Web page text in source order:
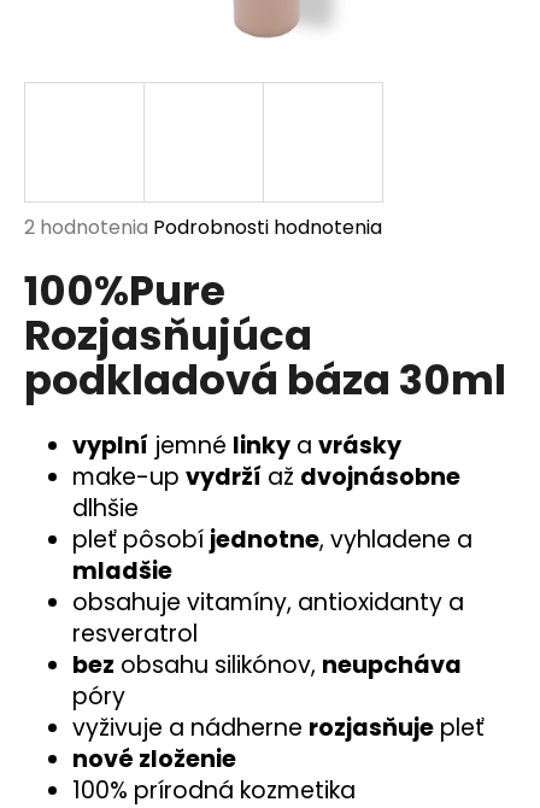
Priemerné
produktu
je
5,0
z
5
hviezdičiek.
2 hodnotenia Podrobnosti hodnotenia
100%Pure
Rozjasňujúca
podkladová báza 30ml
vyplní jemné linky a vrásky
make-up vydrží až dvojnásobne
dlhšie
pleť pôsobí jednotne, vyhladene a
mladšie
obsahuje vitamíny, antioxidanty a
resveratrol
bez obsahu silikónov, neupcháva
póry
vyživuje a nádherne rozjasňuje pleť
nové zloženie
100% prírodná kozmetika
s
O
m